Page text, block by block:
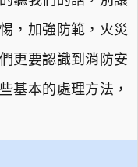
，加強防範，火災
更要認識到消防安
基本的處理方法，